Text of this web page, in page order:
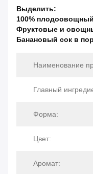
Выделить:
100%
Фруктовые и
Банановый сок в
Наименование
Главный
Форма:
Цвет:
Аромат: